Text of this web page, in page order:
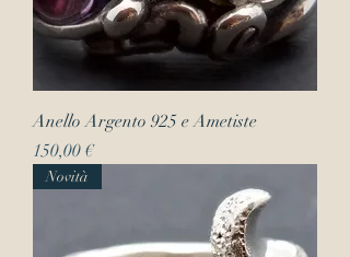
Anello Argento 925 e Ametiste
Prezzo
150,00 €
Novità